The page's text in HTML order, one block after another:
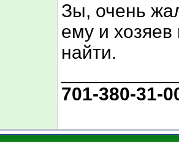
Зы, очень
ему и
найти.
701-380-31-